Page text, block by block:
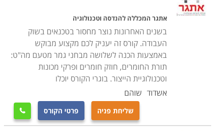
אתגר המכללה להנדסה וטכנולוגיה
בשנים האחרונות נוצר מחסור בטכנאים בשוק
העבודה. קורס זה יעניק לכם מקצוע מבוקש
באמצעות הכנה לשלושה מבחני גמר מטעם מה"ט:
תורת החומרים, חוזק חומרים ופרקי מכונות
וטכנולוגיית הייצור. בוגרי הקורס יוכלו
אשדוד שוהם
שליחת פניה פרטי הקורס 